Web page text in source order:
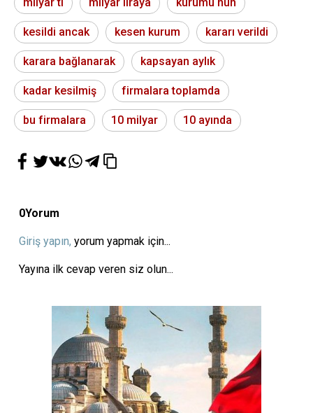
kesildi ancak kesen kurum kararı verildi
karara bağlanarak kapsayan aylık
kadar kesilmiş firmalara toplamda
bu firmalara 10 milyar 10 ayında
0Yorum
Giriş yapın, yorum yapmak için...
Yayına ilk cevap veren siz olun...